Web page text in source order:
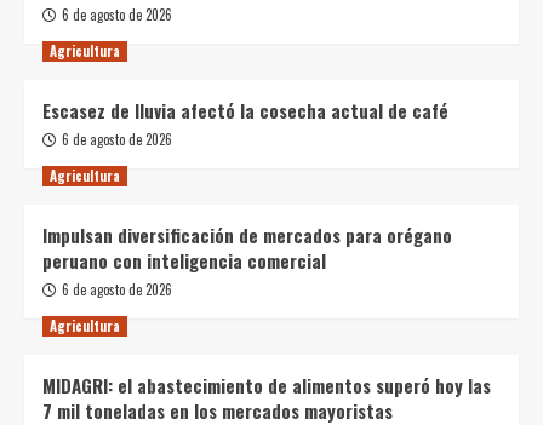
6 de agosto de 2026
Agricultura
Escasez de lluvia afectó la cosecha actual de café
6 de agosto de 2026
Agricultura
Impulsan diversificación de mercados para orégano
peruano con inteligencia comercial
6 de agosto de 2026
Agricultura
MIDAGRI: el abastecimiento de alimentos superó hoy las
7 mil toneladas en los mercados mayoristas